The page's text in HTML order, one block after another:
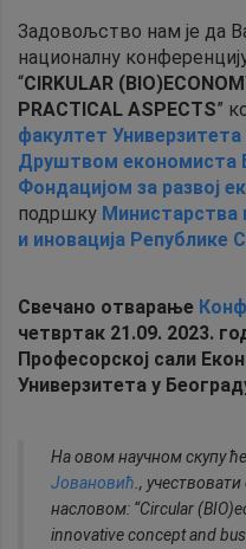
Задовољство нам је да
националну
“CIRKULAR
PRACTICAL ASPECTS”
факултет Универзитета
Друштвом економиста
Фондацијом за развој
подршку Министарства
и иновација Републике
Свечано отварање
четвртак 21.09. 2023.
Професорској сали
Универзитета у
На овом научном скупу
Јовановић .,
насловом: “Circular
innovative concept and